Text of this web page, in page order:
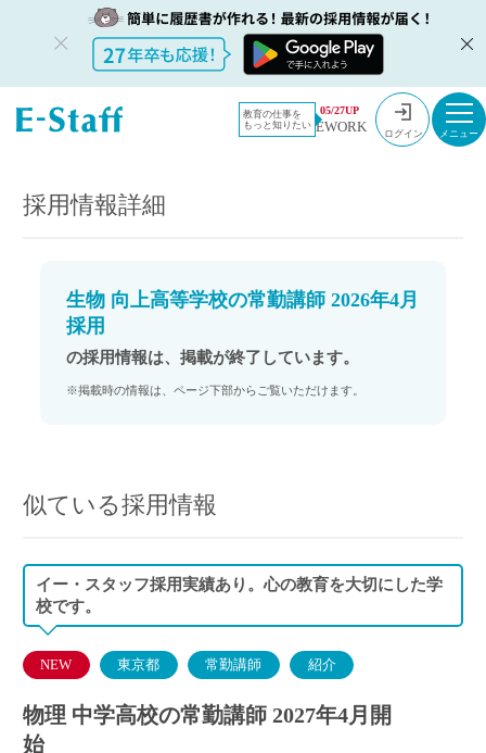
教育の仕事を
もっと知りたい
05/27UP
EWORK ログイン
教員採用情
報のイー・
採用情報
生物 向上高等学校の常勤講師 2026年4月採用
採用情報詳細
生物 向上高等学校の常勤講師 2026年4月
採用
の採用情報は、掲載が終了しています。
※掲載時の情報は、ページ下部からご覧いただけます。
似ている採用情報
イー・スタッフ採用実績あり。心の教育を大切にした学
校です。
NEW 東京都 常勤講師 紹介
物理 中学高校の常勤講師 2027年4月開
始